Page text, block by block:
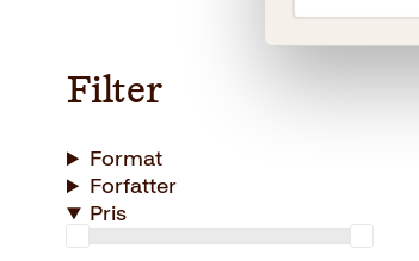
Filter
Format
Forfatter
Pris